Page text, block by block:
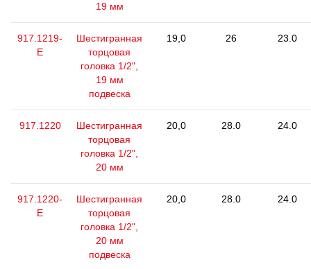
19 мм
917.1219-
E
Шестигранная
торцовая
головка 1/2",
19 мм
подвеска
19,0 26 23.0
917.1220
Шестигранная
торцовая
головка 1/2",
20 мм
20,0 28.0 24.0
917.1220-
E
Шестигранная
торцовая
головка 1/2",
20 мм
подвеска
20,0 28.0 24.0